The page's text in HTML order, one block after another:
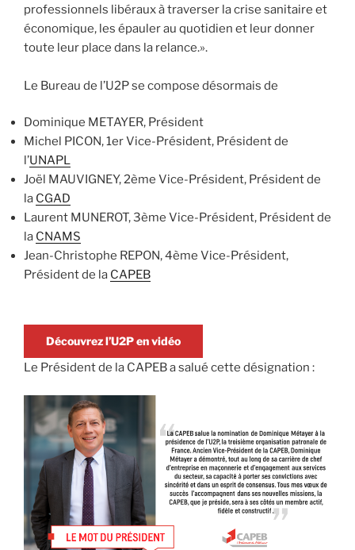
professionnels libéraux à traverser la crise sanitaire et
économique, les épauler au quotidien et leur donner
toute leur place dans la relance.».
Le Bureau de l’U2P se compose désormais de
Dominique METAYER, Président
Michel PICON, 1er Vice-Président, Président de
l’UNAPL
Joël MAUVIGNEY, 2ème Vice-Président, Président de
la CGAD
Laurent MUNEROT, 3ème Vice-Président, Président de
la CNAMS
Jean-Christophe REPON, 4ème Vice-Président,
Président de la CAPEB
Découvrez l’U2P en vidéo
Le Président de la CAPEB a salué cette désignation :